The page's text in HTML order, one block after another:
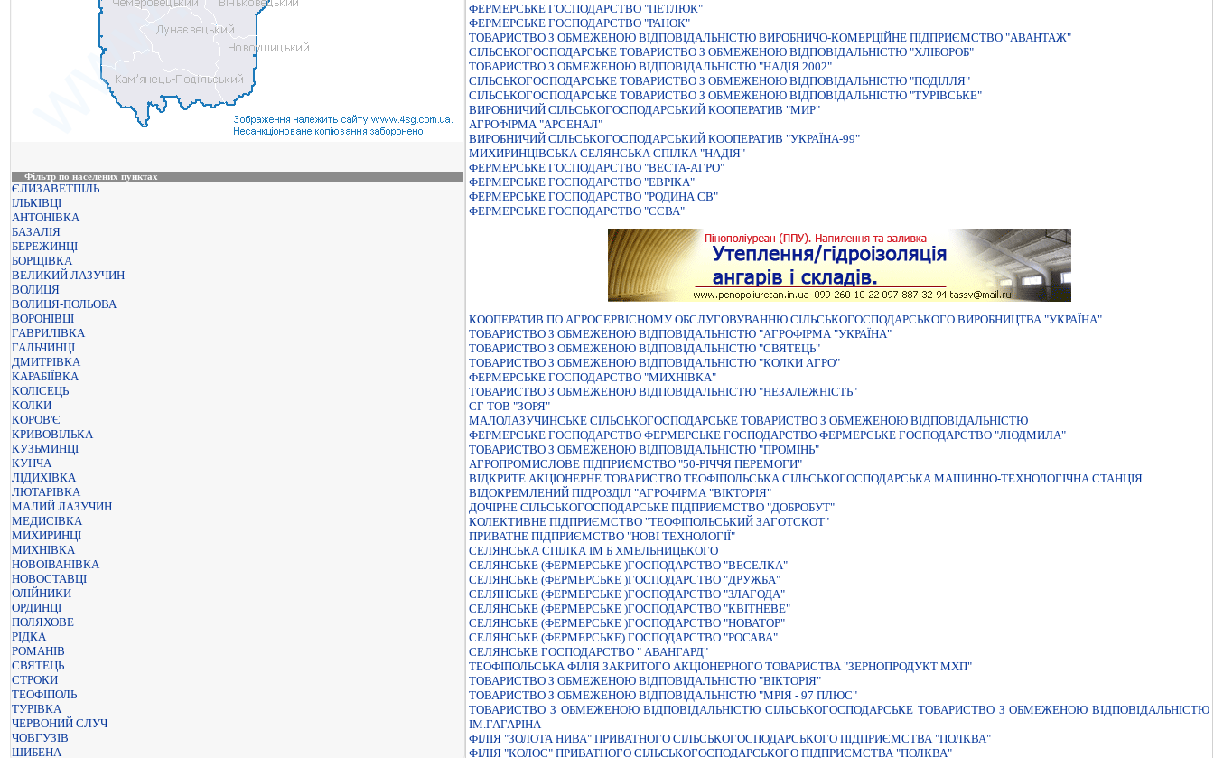
Фільтр по населених пунктах
ЄЛИЗАВЕТПІЛЬ
ІЛЬКІВЦІ
АНТОНІВКА
БАЗАЛІЯ
БЕРЕЖИНЦІ
БОРЩІВКА
ВЕЛИКИЙ ЛАЗУЧИН
ВОЛИЦЯ
ВОЛИЦЯ-ПОЛЬОВА
ВОРОНІВЦІ
ГАВРИЛІВКА
ГАЛЬЧИНЦІ
ДМИТРІВКА
КАРАБІЇВКА
КОЛІСЕЦЬ
КОЛКИ
КОРОВ'Є
КРИВОВІЛЬКА
КУЗЬМИНЦІ
КУНЧА
ЛІДИХІВКА
ЛЮТАРІВКА
МАЛИЙ ЛАЗУЧИН
МЕДИСІВКА
МИХИРИНЦІ
МИХНІВКА
НОВОІВАНІВКА
НОВОСТАВЦІ
ОЛІЙНИКИ
ОРДИНЦІ
ПОЛЯХОВЕ
РІДКА
РОМАНІВ
СВЯТЕЦЬ
СТРОКИ
ТЕОФІПОЛЬ
ТУРІВКА
ЧЕРВОНИЙ СЛУЧ
ЧОВГУЗІВ
ШИБЕНА
ФЕРМЕРСЬКЕ ГОСПОДАРСТВО "ПЕТЛЮК"
ФЕРМЕРСЬКЕ ГОСПОДАРСТВО "РАНОК"
ТОВАРИСТВО З ОБМЕЖЕНОЮ ВIДПОВIДАЛЬНIСТЮ ВИРОБНИЧО-КОМЕРЦIЙНЕ ПIДПРИЄМСТВО "АВАНТАЖ"
СIЛЬСЬКОГОСПОДАРСЬКЕ ТОВАРИСТВО З ОБМЕЖЕНОЮ ВIДПОВIДАЛЬНIСТЮ "ХЛIБОРОБ"
ТОВАРИСТВО З ОБМЕЖЕНОЮ ВIДПОВIДАЛЬНIСТЮ "НАДIЯ 2002"
СІЛЬСЬКОГОСПОДАРСЬКЕ ТОВАРИСТВО З ОБМЕЖЕНОЮ ВІДПОВІДАЛЬНІСТЮ "ПОДІЛЛЯ"
СІЛЬСЬКОГОСПОДАРСЬКЕ ТОВАРИСТВО З ОБМЕЖЕНОЮ ВІДПОВІДАЛЬНІСТЮ "ТУРІВСЬКЕ"
ВИРОБНИЧИЙ СIЛЬСЬКОГОСПОДАРСЬКИЙ КООПЕРАТИВ "МИР"
АГРОФIРМА "АРСЕНАЛ"
ВИРОБНИЧИЙ СІЛЬСЬКОГОСПОДАРСЬКИЙ КООПЕРАТИВ "УКРАЇНА-99"
МИХИРИНЦIВСЬКА СЕЛЯНСЬКА СПIЛКА "НАДIЯ"
ФЕРМЕРСЬКЕ ГОСПОДАРСТВО "ВЕСТА-АГРО"
ФЕРМЕРСЬКЕ ГОСПОДАРСТВО "ЕВРIКА"
ФЕРМЕРСЬКЕ ГОСПОДАРСТВО "РОДИНА СВ"
ФЕРМЕРСЬКЕ ГОСПОДАРСТВО "СЄВА"
КООПЕРАТИВ ПО АГРОСЕРВIСНОМУ ОБСЛУГОВУВАННЮ СIЛЬСЬКОГОСПОДАРСЬКОГО ВИРОБНИЦТВА "УКРАЇНА"
ТОВАРИСТВО З ОБМЕЖЕНОЮ ВIДПОВIДАЛЬНIСТЮ "АГРОФIРМА "УКРАЇНА"
ТОВАРИСТВО З ОБМЕЖЕНОЮ ВIДПОВIДАЛЬНIСТЮ "СВЯТЕЦЬ"
ТОВАРИСТВО З ОБМЕЖЕНОЮ ВІДПОВІДАЛЬНІСТЮ "КОЛКИ АГРО"
ФЕРМЕРСЬКЕ ГОСПОДАРСТВО "МИХНIВКА"
ТОВАРИСТВО З ОБМЕЖЕНОЮ ВIДПОВIДАЛЬНIСТЮ "НЕЗАЛЕЖНIСТЬ"
СГ ТОВ "ЗОРЯ"
МАЛОЛАЗУЧИНСЬКЕ СІЛЬСЬКОГОСПОДАРСЬКЕ ТОВАРИСТВО З ОБМЕЖЕНОЮ ВІДПОВІДАЛЬНІСТЮ
ФЕРМЕРСЬКЕ ГОСПОДАРСТВО ФЕРМЕРСЬКЕ ГОСПОДАРСТВО ФЕРМЕРСЬКЕ ГОСПОДАРСТВО "ЛЮДМИЛА"
ТОВАРИСТВО З ОБМЕЖЕНОЮ ВІДПОВІДАЛЬНІСТЮ "ПРОМІНЬ"
АГРОПРОМИСЛОВЕ ПIДПРИЄМСТВО "50-РIЧЧЯ ПЕРЕМОГИ"
ВIДКРИТЕ АКЦIОНЕРНЕ ТОВАРИСТВО ТЕОФIПОЛЬСЬКА СIЛЬСЬКОГОСПОДАРСЬКА МАШИННО-ТЕХНОЛОГIЧНА СТАНЦIЯ
ВIДОКРЕМЛЕНИЙ ПIДРОЗДIЛ "АГРОФIРМА "ВIКТОРIЯ"
ДОЧІРНЕ СІЛЬСЬКОГОСПОДАРСЬКЕ ПІДПРИЄМСТВО "ДОБРОБУТ"
КОЛЕКТИВНЕ ПІДПРИЄМСТВО "ТЕОФІПОЛЬСЬКИЙ ЗАГОТСКОТ"
ПРИВАТНЕ ПIДПРИЄМСТВО "НОВI ТЕХНОЛОГIЇ"
СЕЛЯНСЬКА СПIЛКА IМ Б ХМЕЛЬНИЦЬКОГО
СЕЛЯНСЬКЕ (ФЕРМЕРСЬКЕ )ГОСПОДАРСТВО "ВЕСЕЛКА"
СЕЛЯНСЬКЕ (ФЕРМЕРСЬКЕ )ГОСПОДАРСТВО "ДРУЖБА"
СЕЛЯНСЬКЕ (ФЕРМЕРСЬКЕ )ГОСПОДАРСТВО "ЗЛАГОДА"
СЕЛЯНСЬКЕ (ФЕРМЕРСЬКЕ )ГОСПОДАРСТВО "КВIТНЕВЕ"
СЕЛЯНСЬКЕ (ФЕРМЕРСЬКЕ )ГОСПОДАРСТВО "НОВАТОР"
СЕЛЯНСЬКЕ (ФЕРМЕРСЬКЕ) ГОСПОДАРСТВО "РОСАВА"
СЕЛЯНСЬКЕ ГОСПОДАРСТВО " АВАНГАРД"
ТЕОФIПОЛЬСЬКА ФIЛIЯ ЗАКРИТОГО АКЦIОНЕРНОГО ТОВАРИСТВА "ЗЕРНОПРОДУКТ МХП"
ТОВАРИСТВО З ОБМЕЖЕНОЮ ВIДПОВIДАЛЬНIСТЮ "ВIКТОРIЯ"
ТОВАРИСТВО З ОБМЕЖЕНОЮ ВIДПОВIДАЛЬНIСТЮ "МРIЯ - 97 ПЛЮС"
ТОВАРИСТВО З ОБМЕЖЕНОЮ ВIДПОВIДАЛЬНIСТЮ СIЛЬСЬКОГОСПОДАРСЬКЕ ТОВАРИСТВО З ОБМЕЖЕНОЮ ВIДПОВIДАЛЬНIСТЮ
IМ.ГАГАРIНА
ФIЛIЯ "ЗОЛОТА НИВА" ПРИВАТНОГО СIЛЬСЬКОГОСПОДАРСЬКОГО ПIДПРИЄМСТВА "ПОЛКВА"
ФIЛIЯ "КОЛОС" ПРИВАТНОГО СIЛЬСЬКОГОСПОДАРСЬКОГО ПIДПРИЄМСТВА "ПОЛКВА"